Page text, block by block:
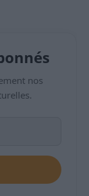
nos